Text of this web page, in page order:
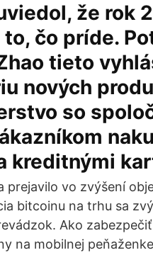
že rok
čo príde.
tieto
nových
so
kreditnými
prejavilo vo zvýšení
bitcoinu na trhu sa
Ako
na mobilnej